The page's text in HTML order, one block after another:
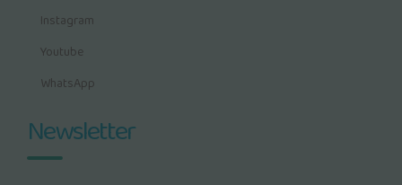
Instagram
Youtube
WhatsApp
Newsletter